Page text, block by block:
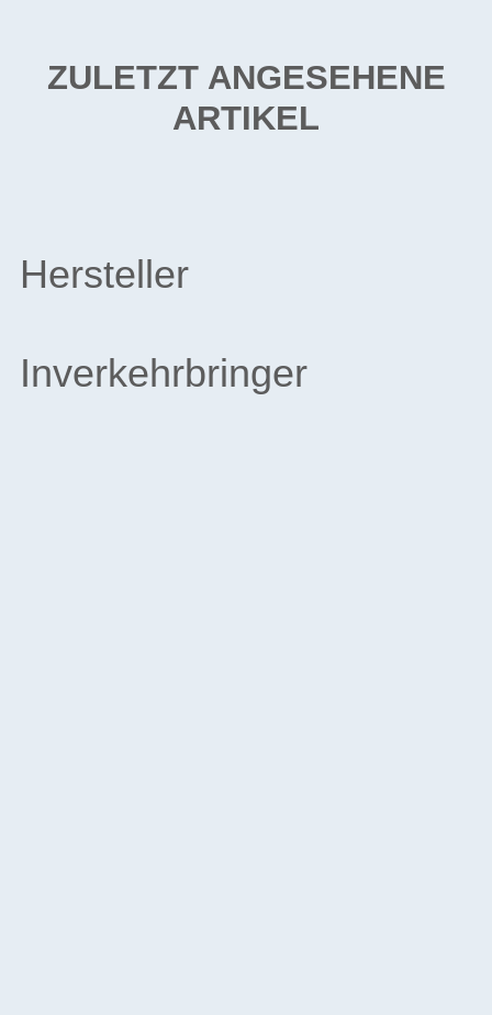
ZULETZT ANGESEHENE
ARTIKEL
Hersteller
Inverkehrbringer